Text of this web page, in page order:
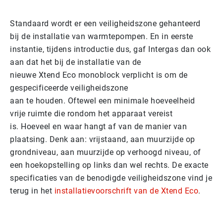
Standaard wordt er een veiligheidszone gehanteerd
bij de installatie van warmtepompen. En in eerste
instantie, tijdens introductie dus, gaf Intergas dan ook
aan dat het bij de installatie van de
nieuwe Xtend Eco monoblock verplicht is om de
gespecificeerde veiligheidszone
aan te houden. Oftewel een minimale hoeveelheid
vrije ruimte die rondom het apparaat vereist
is. Hoeveel en waar hangt af van de manier van
plaatsing. Denk aan: vrijstaand, aan muurzijde op
grondniveau, aan muurzijde op verhoogd niveau, of
een hoekopstelling op links dan wel rechts. De exacte
specificaties van de benodigde veiligheidszone vind je
terug in het installatievoorschrift van de Xtend Eco.